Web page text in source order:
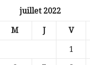
juillet 2022
M J V
1